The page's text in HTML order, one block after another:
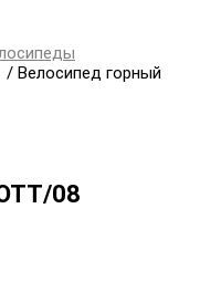
/ Велосипед горный
08